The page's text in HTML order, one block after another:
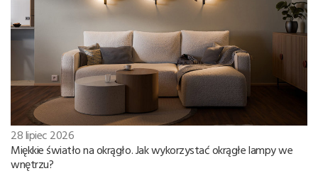
28 lipiec 2026
Miękkie światło na okrągło. Jak wykorzystać okrągłe lampy we
wnętrzu?